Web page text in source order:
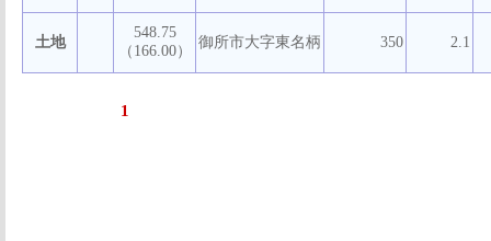
土地
548.75
（166.00）
御所市大字東名柄 350 2.1
1